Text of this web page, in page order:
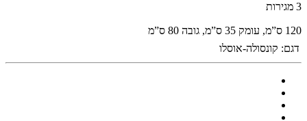
3 מגירות
120 ס”מ, עומק 35 ס”מ, גובה 80 ס”מ
דגם: קונסולה-אוסלו